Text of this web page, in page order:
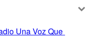
Una Voz Que